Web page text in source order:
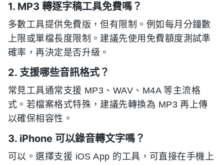
1. MP3 轉逐字稿工具免費嗎？
多數工具提供免費版，但有限制。例如每月分鐘數
上限或單檔長度限制。建議先使用免費額度測試準
確率，再決定是否升級。
2. 支援哪些音訊格式？
常見工具通常支援 MP3、WAV、M4A 等主流格
式。若檔案格式特殊，建議先轉換為 MP3 再上傳
以確保相容性。
3. iPhone 可以錄音轉文字嗎？
可以。選擇支援 iOS App 的工具，可直接在手機上